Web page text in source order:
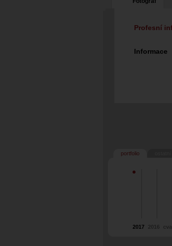
Profesní
Informace
portfolio
2017